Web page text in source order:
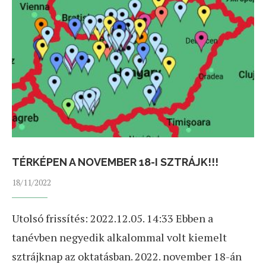
TÉRKÉPEN A NOVEMBER 18-I SZTRÁJK!!!
18/11/2022
Utolsó frissítés: 2022.12.05. 14:33 Ebben a
tanévben negyedik alkalommal volt kiemelt
sztrájknap az oktatásban. 2022. november 18-án